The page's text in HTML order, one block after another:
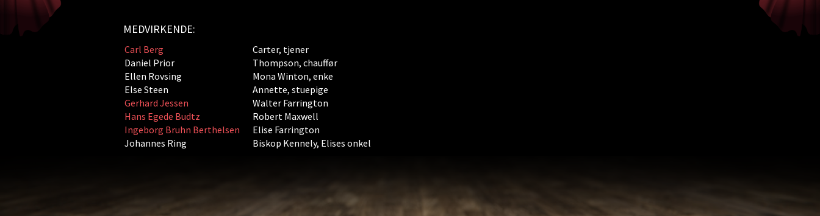
MEDVIRKENDE:
Carl Berg
Carter, tjener
Daniel Prior
Thompson, chauffør
Ellen Rovsing
Mona Winton, enke
Else Steen
Annette, stuepige
Gerhard Jessen
Walter Farrington
Hans Egede Budtz
Robert Maxwell
Ingeborg Bruhn Berthelsen
Elise Farrington
Johannes Ring
Biskop Kennely, Elises onkel